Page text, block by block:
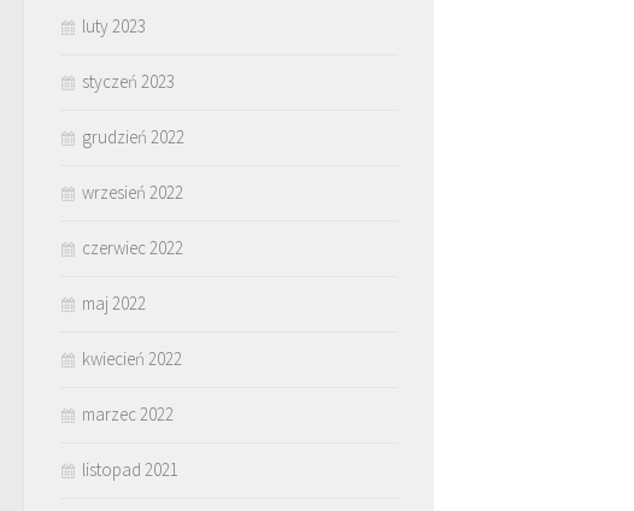
luty 2023
styczeń 2023
grudzień 2022
wrzesień 2022
czerwiec 2022
maj 2022
kwiecień 2022
marzec 2022
listopad 2021